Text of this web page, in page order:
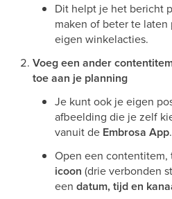
Dit helpt je het bericht
maken of beter te laten
eigen winkelacties.
Voeg een ander
toe aan je planning
Je kunt ook je eigen
afbeelding die je zelf
vanuit de Embrosa App.
Open een contentitem,
icoon (drie verbonden
een datum, tijd en